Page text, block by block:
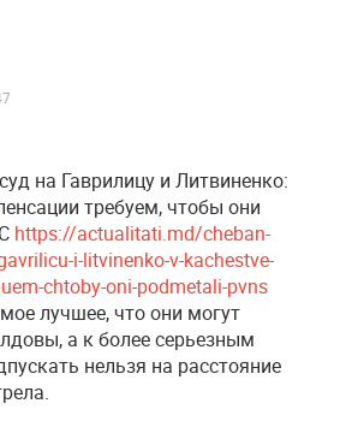
на Гаврилицу и Литвиненко:
требуем, чтобы они
https://actualitati.md/cheban-
i-litvinenko-v-kachestve-
chtoby-oni-podmetali-pvns
лучшее, что они могут
а к более серьезным
нельзя на расстояние